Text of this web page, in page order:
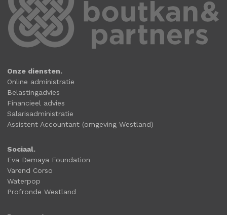
Onze diensten.
Online administratie
Belastingadvies
Financieel advies
Salarisadministratie
Assistent Accountant (omgeving Westland)
Sociaal.
Eva Demaya Foundation
Varend Corso
Waterpop
Profronde Westland